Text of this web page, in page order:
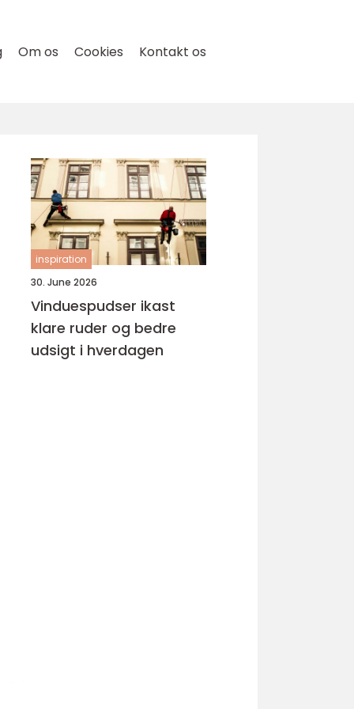
Om os Cookies Kontakt os
inspiration
30. June 2026
Vinduespudser ikast
klare ruder og bedre
udsigt i hverdagen